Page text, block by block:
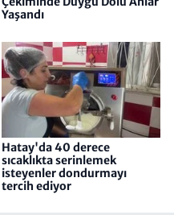
Yaşandı
Hatay'da 40 derece
sıcaklıkta serinlemek
isteyenler dondurmayı
tercih ediyor